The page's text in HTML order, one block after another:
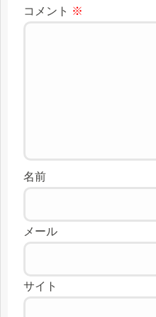
コメント ※
名前
メール
サイト